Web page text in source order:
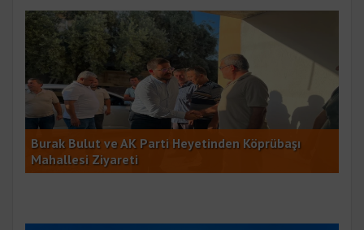
Burak Bulut ve AK Parti Heyetinden Köprübaşı
Mahallesi Ziyareti